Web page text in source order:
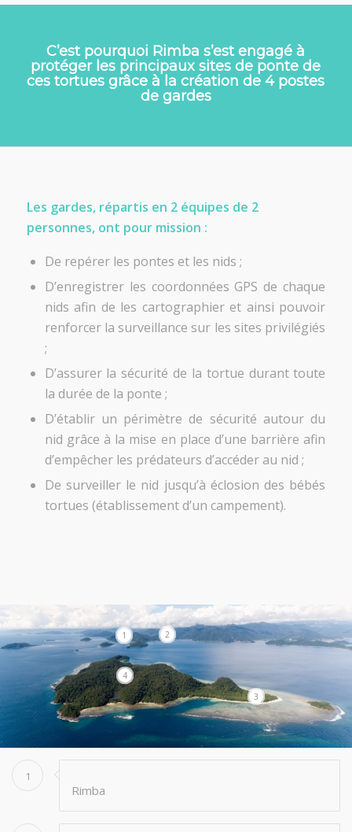
C’est pourquoi Rimba s’est engagé à
protéger les principaux sites de ponte de
ces tortues grâce à la création de 4 postes
de gardes
Les gardes, répartis en 2 équipes de 2
personnes, ont pour mission :
De repérer les pontes et les nids ;
D’enregistrer les coordonnées GPS de chaque
nids afin de les cartographier et ainsi pouvoir
renforcer la surveillance sur les sites privilégiés
;
D’assurer la sécurité de la tortue durant toute
la durée de la ponte ;
D’établir un périmètre de sécurité autour du
nid grâce à la mise en place d’une barrière afin
d’empêcher les prédateurs d’accéder au nid ;
De surveiller le nid jusqu’à éclosion des bébés
tortues (établissement d’un campement).
1 2
3
4
1
Rimba